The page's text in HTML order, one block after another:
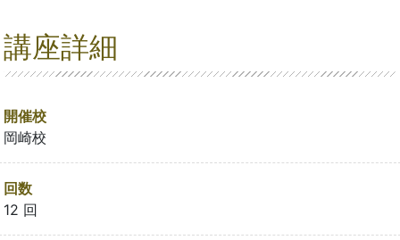
講座詳細
開催校
岡崎校
回数
12 回